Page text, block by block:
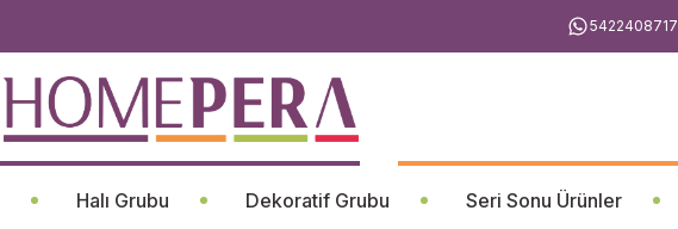
5422408717
Halı Grubu Dekoratif Grubu Seri Sonu Ürünler